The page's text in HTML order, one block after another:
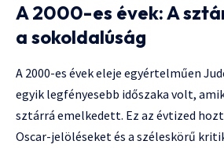
A 2000-es évek: A
a sokoldalúság
A 2000-es évek eleje egyértelműen
egyik legfényesebb időszaka volt,
sztárrá emelkedett. Ez az évtized
Oscar-jelöléseket és a széleskörű